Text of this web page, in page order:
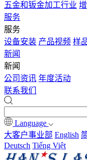
五金和钣金加工行业
服务
服务
设备安装 产品视频 样
新闻
新闻
公司资讯 年度活动
联系我们
Language
大客户事业部 English
Deutsch Tiếng Việt